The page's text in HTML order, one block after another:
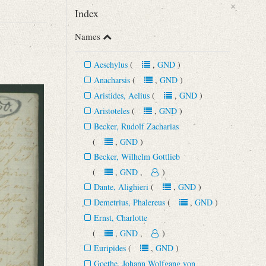
der romantischen Schule (15. September 1788 ‒ 15. Juli
×
Index
Names
Aeschylus (, GND)
Anacharsis (, GND)
Aristides, Aelius (, GND)
Aristoteles (, GND)
Becker, Rudolf Zacharias
(, GND)
Becker, Wilhelm Gottlieb
(, GND, )
Dante, Alighieri (, GND)
Demetrius, Phalereus (, GND)
Ernst, Charlotte
(, GND, )
Euripides (, GND)
Goethe, Johann Wolfgang von